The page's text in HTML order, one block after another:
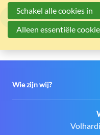
de dierentuin
Wie zijn wij?
Adres:
Schakel alle cookies in
Alleen essentiële